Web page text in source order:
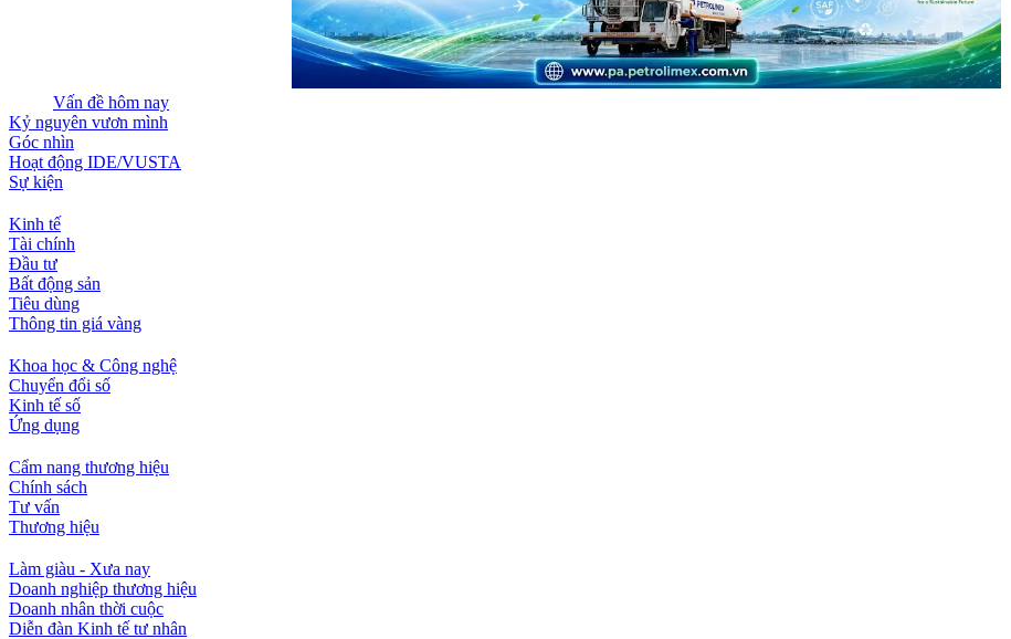
Vấn đề hôm nay
Kỷ nguyên vươn mình
Góc nhìn
Hoạt động IDE/VUSTA
Sự kiện
Kinh tế
Tài chính
Đầu tư
Bất động sản
Tiêu dùng
Thông tin giá vàng
Khoa học & Công nghệ
Chuyển đổi số
Kinh tế số
Ứng dụng
Cẩm nang thương hiệu
Chính sách
Tư vấn
Thương hiệu
Làm giàu - Xưa nay
Doanh nghiệp thương hiệu
Doanh nhân thời cuộc
Diễn đàn Kinh tế tư nhân